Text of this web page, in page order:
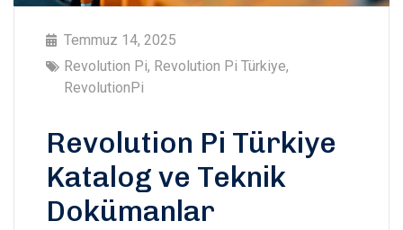
Temmuz 14, 2025
Revolution Pi, Revolution Pi Türkiye,
RevolutionPi
Revolution Pi Türkiye
Katalog ve Teknik
Dokümanlar